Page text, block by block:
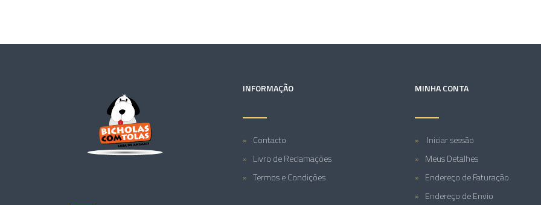
INFORMAÇÃO
Contacto
Livro de Reclamações
Termos e Condições
MINHA CONTA
Iniciar sessão
Meus Detalhes
Endereço de Faturação
Endereço de Envio